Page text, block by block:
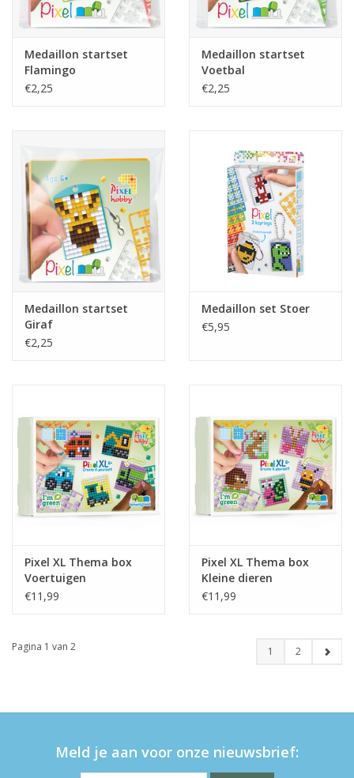
Medaillon startset
Flamingo
€2,25
Medaillon startset
Voetbal
€2,25
Medaillon startset
Giraf
€2,25
Medaillon set Stoer
€5,95
Pixel XL Thema box
Voertuigen
€11,99
Pixel XL Thema box
Kleine dieren
€11,99
Pagina 1 van 2 1 2
Meld je aan voor onze nieuwsbrief: